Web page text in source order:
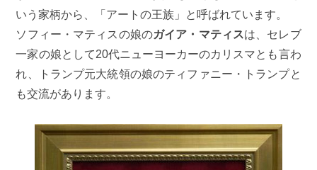
いう家柄から、「アートの王族」と呼ばれています。
ソフィー・マティスの娘のガイア・マティスは、セレブ
一家の娘として20代ニューヨーカーのカリスマとも言わ
れ、トランプ元大統領の娘のティファニー・トランプと
も交流があります。